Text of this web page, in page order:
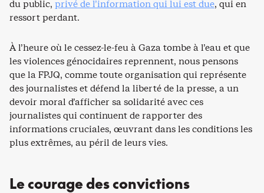
du public, privé de l’information qui lui est due, qui en
ressort perdant.
À l’heure où le cessez-le-feu à Gaza tombe à l’eau et que
les violences génocidaires reprennent, nous pensons
que la FPJQ, comme toute organisation qui représente
des journalistes et défend la liberté de la presse, a un
devoir moral d’afficher sa solidarité avec ces
journalistes qui continuent de rapporter des
informations cruciales, œuvrant dans les conditions les
plus extrêmes, au péril de leurs vies.
Le courage des convictions